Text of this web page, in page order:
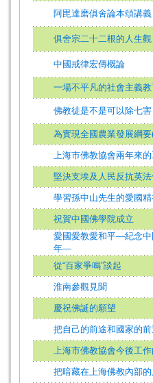
阿毘達磨俱舍論本頌講義
俱舍宗二十二根的人生觀
中國戒律宏傳概論
一場不平凡的社會主義
佛教徒是不是可以除七害
為實現全國農業發展綱
上海市佛教協會兩年來
堅決支埃及人民反抗英
學習孫中山先生的愛國
祝賀中國佛學院成立
愛國愛教愛和平—紀念中
年—
從“百家爭鳴”談起
淮南參觀見聞
慶祝佛誕的願望
把自己的前途和國家的
上海市佛教協會今後工
把暗藏在上海佛教內部